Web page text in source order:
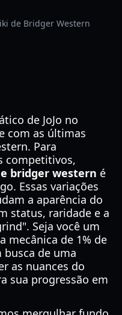
de Bridger Western
de JoJo no
com as últimas
Para
competitivos,
bridger western é
Essas variações
a aparência do
status, raridade e a
Seja você um
mecânica de 1% de
busca de uma
as nuances do
sua progressão em